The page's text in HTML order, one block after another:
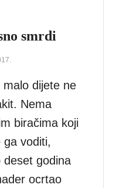
smrdi
dijete ne
Nema
biračima koji
voditi,
deset godina
ocrtao